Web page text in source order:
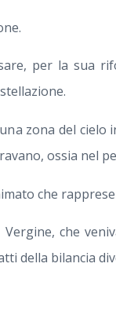
per la sua
zona del
ossia nel
che
che
della bilancia